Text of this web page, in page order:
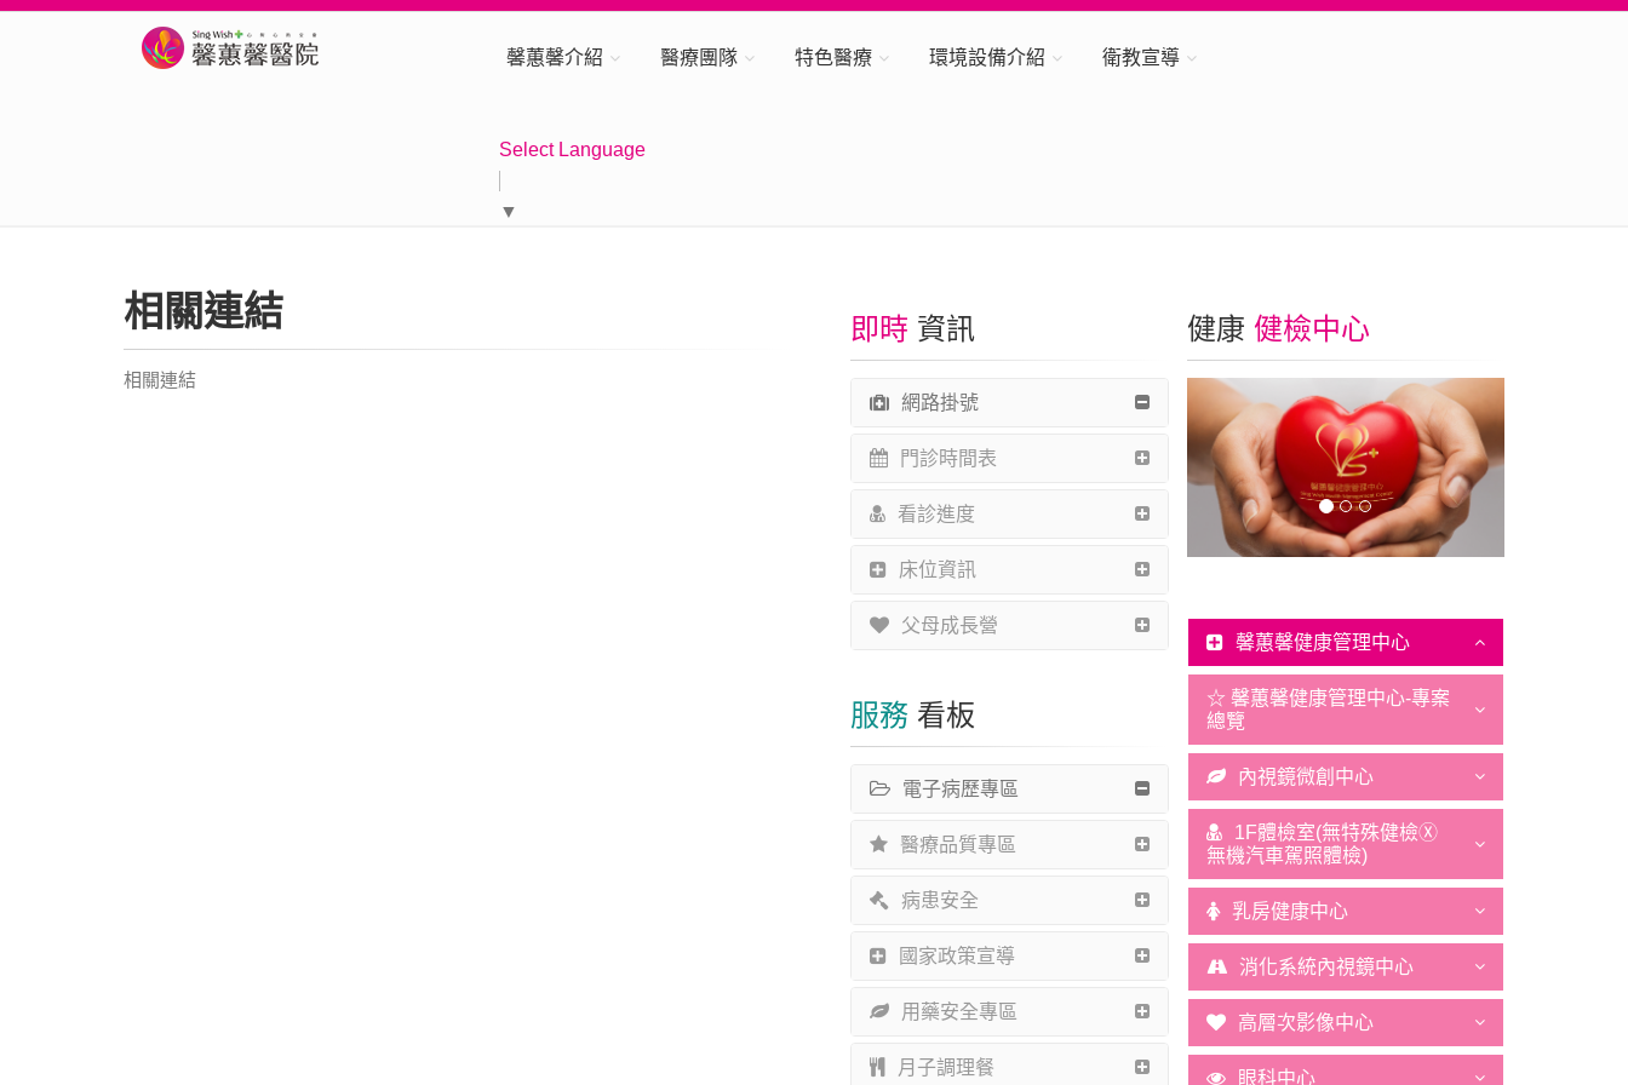
馨蕙馨介紹 醫療團隊 特色醫療 環境設備介紹 衛教宣導
Select Language
▼
相關連結
相關連結
即時 資訊
網路掛號
門診時間表
看診進度
床位資訊
父母成長營
服務 看板
電子病歷專區
醫療品質專區
病患安全
國家政策宣導
用藥安全專區
月子調理餐
健康 健檢中心
馨蕙馨健康管理中心
☆ 馨蕙馨健康管理中心-專案
總覽
內視鏡微創中心
1F體檢室(無特殊健檢Ⓧ
無機汽車駕照體檢)
乳房健康中心
消化系統內視鏡中心
高層次影像中心
眼科中心